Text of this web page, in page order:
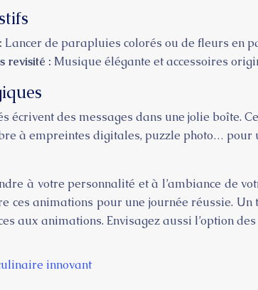
Lancer de parapluies colorés ou de fleurs en
revisité : Musique élégante et accessoires
écrivent des messages dans une jolie boîte.
à empreintes digitales, puzzle photo… pour
à votre personnalité et à l’ambiance de
ces animations pour une journée réussie.
aux animations. Envisagez aussi l’option
innovant